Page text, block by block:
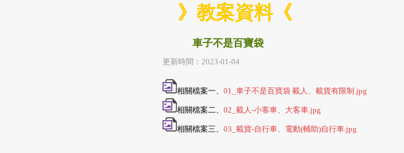
》教案資料《
車子不是百寶袋
更新時間：2023-01-04
相關檔案一、 01_車子不是百寶袋 載人、載貨有限制.jpg
相關檔案二、 02_載人-小客車、大客車.jpg
相關檔案三、 03_載貨-自行車、電動(輔助)自行車.jpg